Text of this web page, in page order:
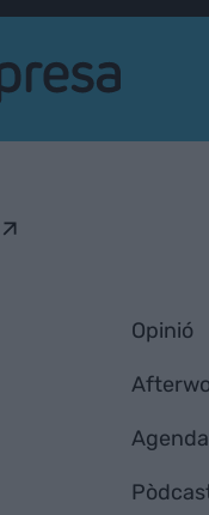
Opinió
Agenda